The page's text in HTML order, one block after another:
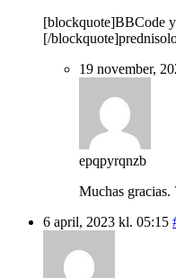
[blockquote]BBCode
[/
19 november,
epqpyrqnzb
Muchas gracias.
6 april, 2023 kl. 05:15